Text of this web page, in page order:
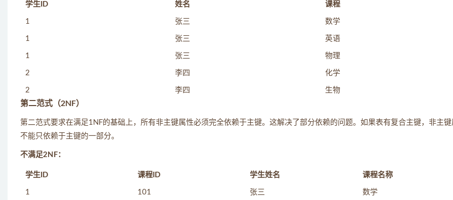
学生ID 姓名 课程
1 张三 数学
1 张三 英语
1 张三 物理
2 李四 化学
2 李四 生物
第二范式（2NF）
第二范式要求在满足1NF的基础上，所有非主键属性必须完全依赖于主键。这解决了部分依赖的问题。如果表有复合主键，非主键
不能只依赖于主键的一部分。
不满足2NF：
学生ID 课程ID 学生姓名 课程名称
1 101 张三 数学